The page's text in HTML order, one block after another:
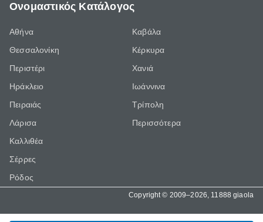
Ονομαστικός Κατάλογος
Αθήνα
Θεσσαλονίκη
Περιστέρι
Ηράκλειο
Πειραιάς
Λάρισα
Καλλιθέα
Σέρρες
Ρόδος
Καβάλα
Κέρκυρα
Χανιά
Ιωάννινα
Τρίπολη
Περισσότερα
Copyright © 2009–2026, 11888 giaola